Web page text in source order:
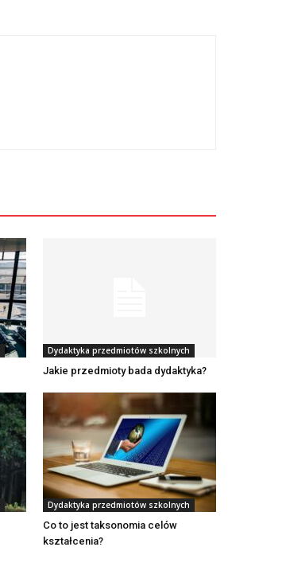
Dydaktyka przedmiotów szkolnych
Jakie przedmioty bada dydaktyka?
Dydaktyka przedmiotów szkolnych
Co to jest taksonomia celów
kształcenia?